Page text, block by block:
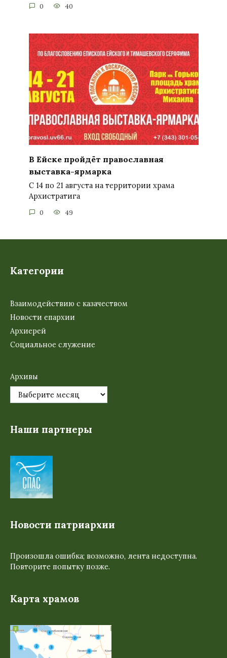
0 40
В Ейске пройдёт православная
выставка-ярмарка
С 14 по 21 августа на территории храма
Архистратига
0 49
Категории
Взаимодействию с казачеством
Новости епархии
Архиерей
Социальное служение
Архивы
Наши партнеры
Новости патриархии
Произошла ошибка; возможно, лента недоступна.
Повторите попытку позже.
Карта храмов